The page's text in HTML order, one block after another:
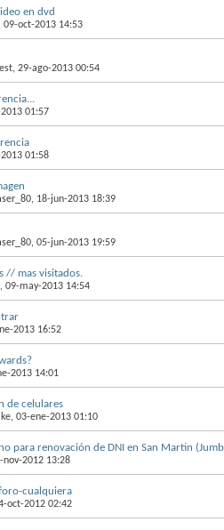
en dvd
, 09-oct-2013 14:53
, 29-ago-2013 00:54
01:57
01:58
, 18-jun-2013 18:39
, 05-jun-2013 19:59
// mas visitados.
, 09-may-2013 14:54
2013 16:52
2013 14:01
de celulares
, 03-ene-2013 01:10
para renovación de DNI en San Martin
nov-2012 13:28
cualquiera
oct-2012 02:42